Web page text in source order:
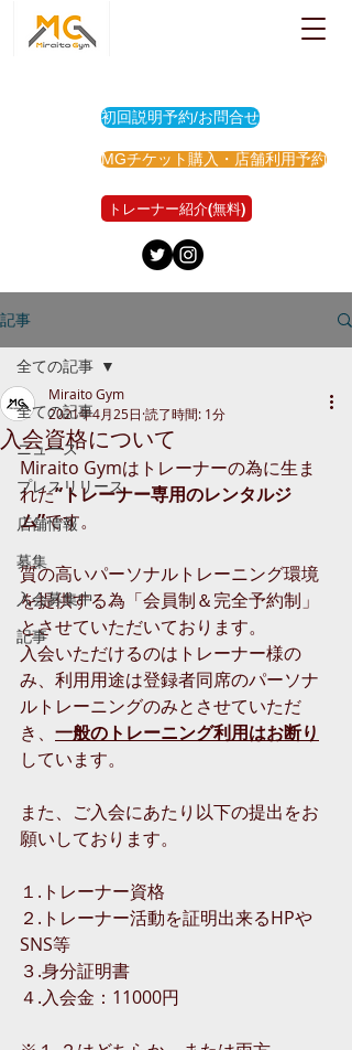
初回説明予約/お問合せ
MGチケット購入・店舗利用予約
トレーナー紹介(無料)
記事
全ての記事
ニュース
プレスリリース
店舗情報
募集
入会募集中
記事
全ての記事
入会資格について
Miraito Gym
2021年4月25日 読了時間: 1分
Miraito Gymはトレーナーの為に生ま
れた”トレーナー専用のレンタルジ
ム”です。
質の高いパーソナルトレーニング環境
を提供する為「会員制＆完全予約制」
とさせていただいております。
入会いただけるのはトレーナー様の
み、利用用途は登録者同席のパーソナ
ルトレーニングのみとさせていただ
き、 一般のトレーニング利用はお断り
しています。
また、ご入会にあたり以下の提出をお
願いしております。
１.トレーナー資格
２.トレーナー活動を証明出来るHPや
SNS等
３.身分証明書
４.入会金：11000円